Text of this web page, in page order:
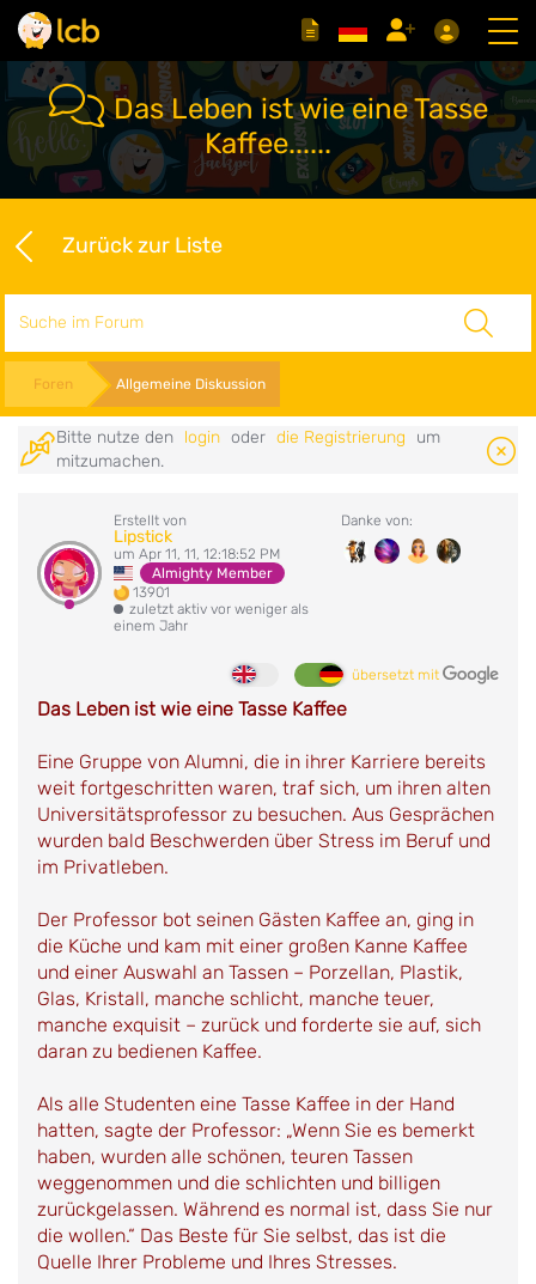
Das Leben ist wie eine Tasse
Kaffee......
Zurück zur Liste
Foren Allgemeine Diskussion
Bitte nutze den login oder die Registrierung
um
mitzumachen.
Erstellt von
Lipstick
um Apr 11, 11, 12:18:52 PM
Almighty Member
13901
zuletzt aktiv vor weniger als
einem Jahr
Danke von:
übersetzt mit
Das Leben ist wie eine Tasse Kaffee
Eine Gruppe von Alumni, die in ihrer Karriere bereits
weit fortgeschritten waren, traf sich, um ihren alten
Universitätsprofessor zu besuchen. Aus Gesprächen
wurden bald Beschwerden über Stress im Beruf und
im Privatleben.
Der Professor bot seinen Gästen Kaffee an, ging in
die Küche und kam mit einer großen Kanne Kaffee
und einer Auswahl an Tassen – Porzellan, Plastik,
Glas, Kristall, manche schlicht, manche teuer,
manche exquisit – zurück und forderte sie auf, sich
daran zu bedienen Kaffee.
Als alle Studenten eine Tasse Kaffee in der Hand
hatten, sagte der Professor: „Wenn Sie es bemerkt
haben, wurden alle schönen, teuren Tassen
weggenommen und die schlichten und billigen
zurückgelassen. Während es normal ist, dass Sie nur
die wollen.“ Das Beste für Sie selbst, das ist die
Quelle Ihrer Probleme und Ihres Stresses.